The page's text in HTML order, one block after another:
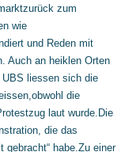
zum
wie
und Reden mit
Auch an heiklen Orten
UBS liessen sich die
die
laut wurde.Die
die das
habe. Zu einer